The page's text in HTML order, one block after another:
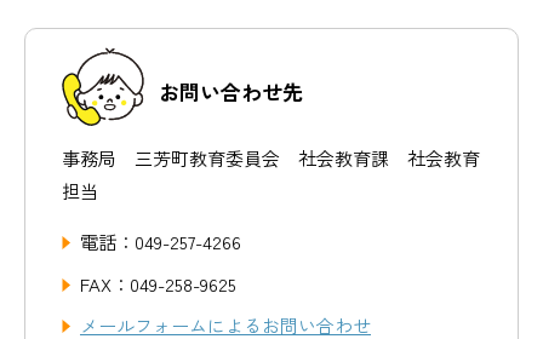
お問い合わせ先
事務局 三芳町教育委員会 社会教育課 社会教育
担当
電話：049-257-4266
FAX：049-258-9625
メールフォームによるお問い合わせ